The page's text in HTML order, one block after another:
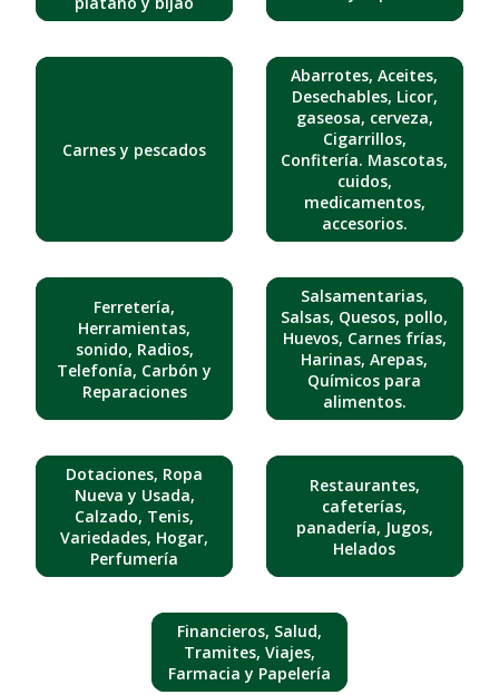
Carnes y pescados
Abarrotes, Aceites,
Desechables, Licor,
gaseosa, cerveza,
Cigarrillos,
Confitería. Mascotas,
cuidos,
medicamentos,
accesorios.
Ferretería,
Herramientas,
sonido, Radios,
Telefonía, Carbón y
Reparaciones
Salsamentarias,
Salsas, Quesos, pollo,
Huevos, Carnes frías,
Harinas, Arepas,
Químicos para
alimentos.
Dotaciones, Ropa
Nueva y Usada,
Calzado, Tenis,
Variedades, Hogar,
Perfumería
Restaurantes,
cafeterías,
panadería, Jugos,
Helados
Financieros, Salud,
Tramites, Viajes,
Farmacia y Papelería